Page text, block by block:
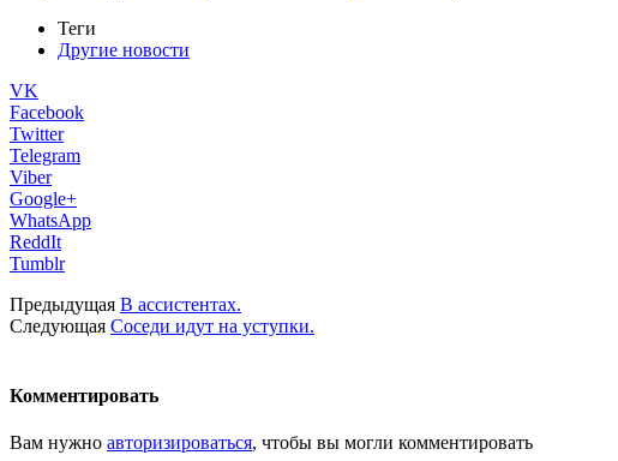
Теги
Другие новости
VK
Facebook
Twitter
Telegram
Viber
Google+
WhatsApp
ReddIt
Tumblr
Предыдущая В ассистентах.
Следующая Соседи идут на уступки.
Комментировать
Вам нужно авторизироваться, чтобы вы могли комментировать